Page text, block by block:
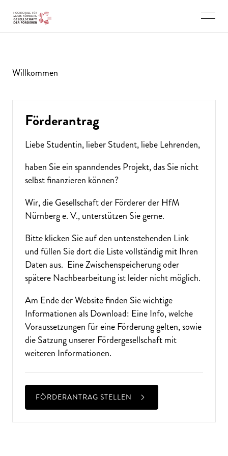
Willkommen
Förderantrag
Liebe Studentin, lieber Student, liebe Lehrenden,
haben Sie ein spanndendes Projekt, das Sie nicht
selbst finanzieren können?
Wir, die Gesellschaft der Förderer der HfM
Nürnberg e. V., unterstützen Sie gerne.
Bitte klicken Sie auf den untenstehenden Link
und füllen Sie dort die Liste vollständig mit Ihren
Daten aus. Eine Zwischenspeicherung oder
spätere Nachbearbeitung ist leider nicht möglich.
Am Ende der Website finden Sie wichtige
Informationen als Download: Eine Info, welche
Voraussetzungen für eine Förderung gelten, sowie
die Satzung unserer Fördergesellschaft mit
weiteren Informationen.
FÖRDERANTRAG STELLEN